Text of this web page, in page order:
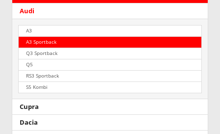
Audi
A3
A3 Sportback
Q3 Sportback
Q5
RS3 Sportback
S5 Kombi
Cupra
Dacia